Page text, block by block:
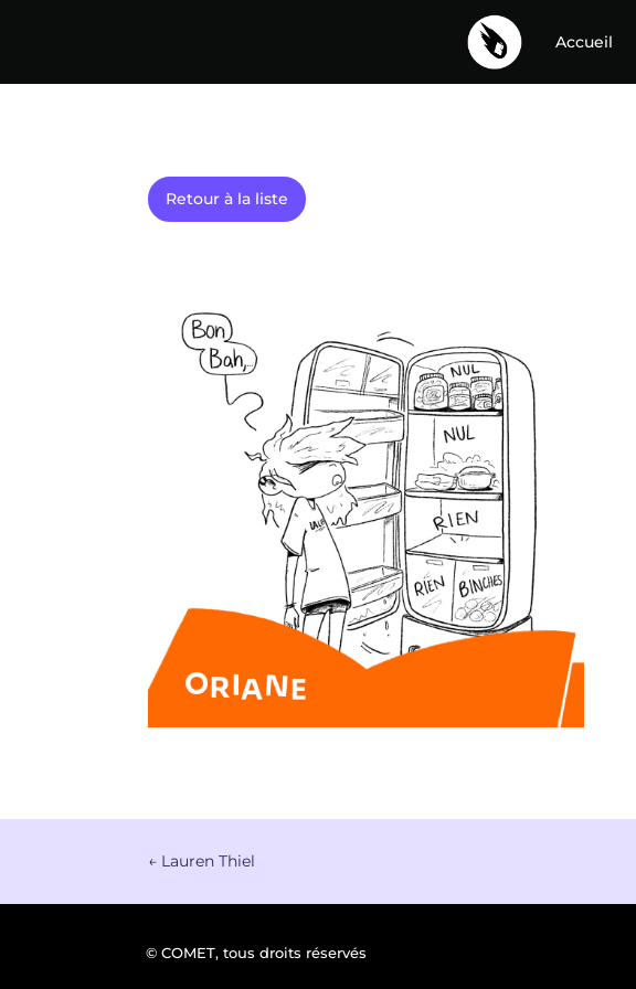
Accueil
Retour à la liste
← Lauren Thiel
© COMET, tous droits réservés